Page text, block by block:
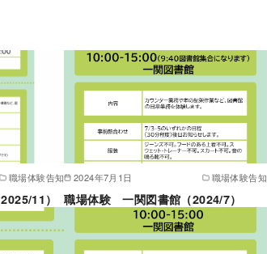
職場体験告知
11）
2024年7月1日 職場体験告知
職場体験 一関図書館（2024/7）